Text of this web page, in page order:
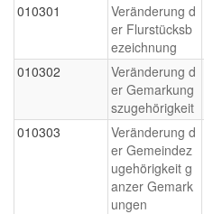
010301
Veränderung d
er Flurstücksb
ezeichnung
010302
Veränderung d
er Gemarkung
szugehörigkeit
010303
Veränderung d
er Gemeindez
ugehörigkeit g
anzer Gemark
ungen